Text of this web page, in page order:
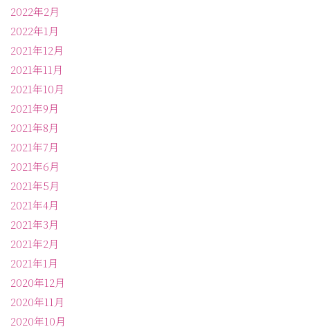
2022年2月
2022年1月
2021年12月
2021年11月
2021年10月
2021年9月
2021年8月
2021年7月
2021年6月
2021年5月
2021年4月
2021年3月
2021年2月
2021年1月
2020年12月
2020年11月
2020年10月